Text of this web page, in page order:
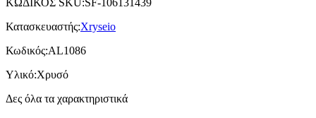
Κατασκευαστής:Xryseio
Κωδικός:AL1086
Υλικό:Χρυσό
Δες όλα τα χαρακτηριστικά